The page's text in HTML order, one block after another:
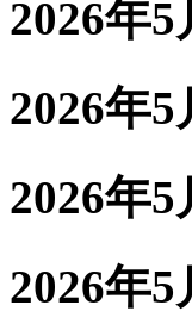
2026年
2026年
2026年
2026年